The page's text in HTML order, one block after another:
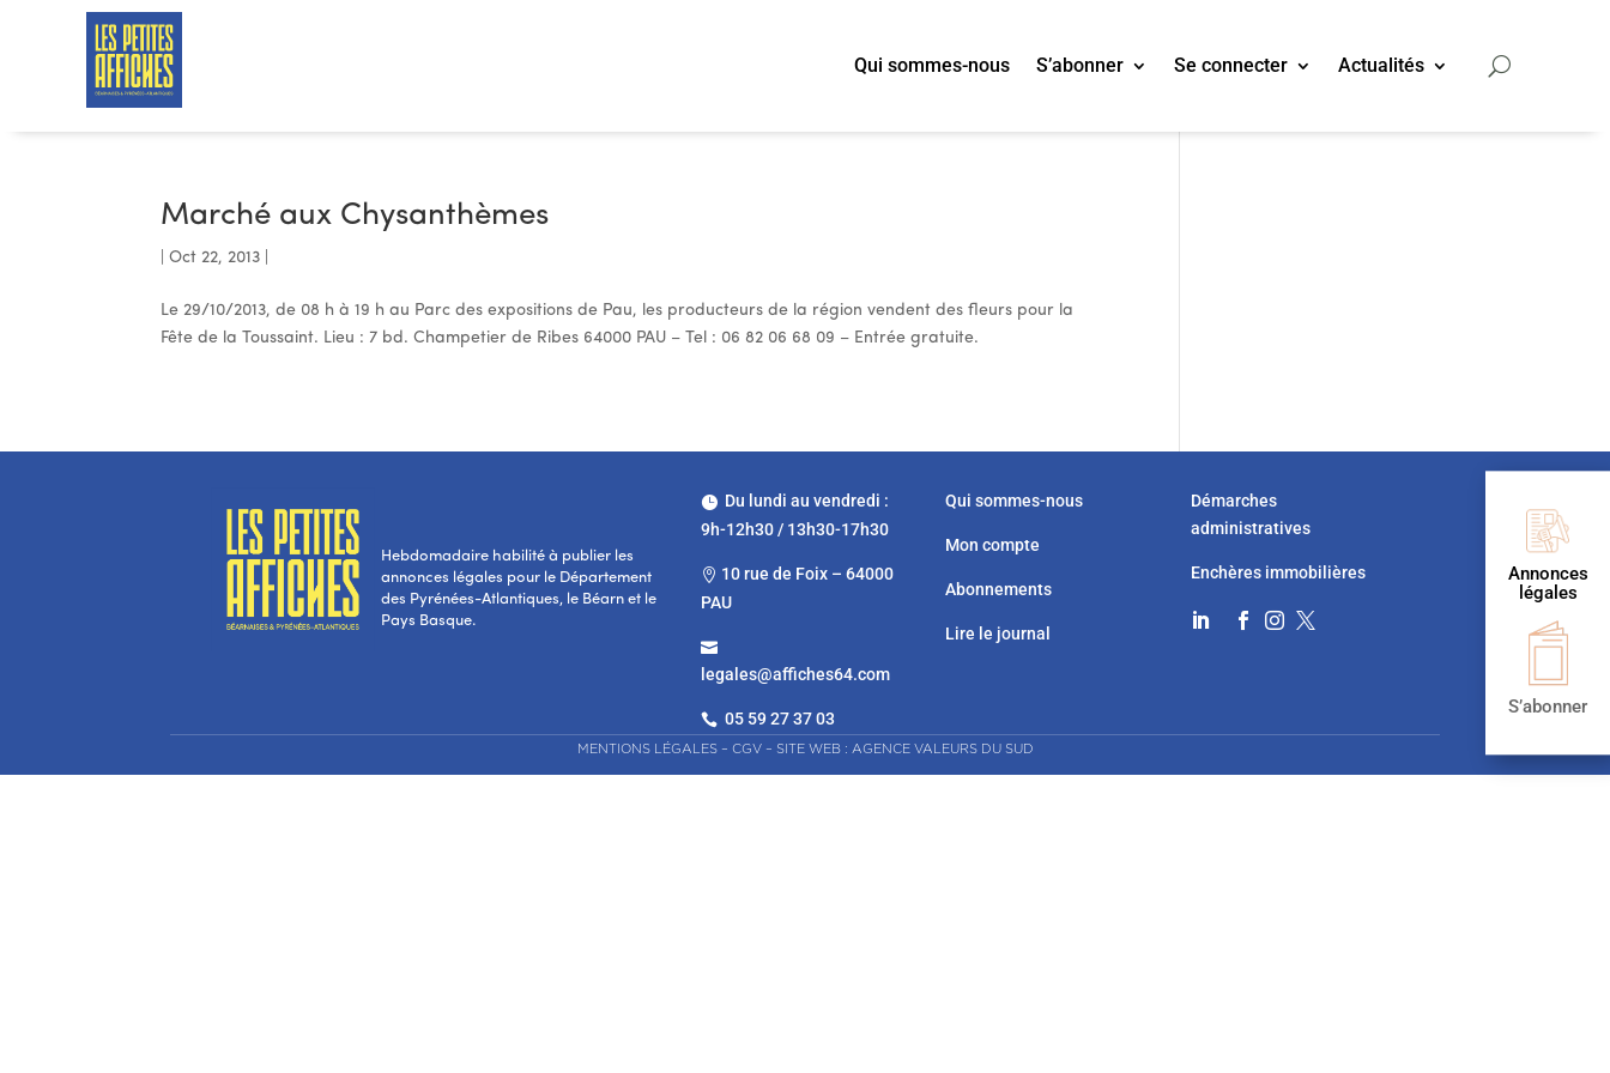
Qui sommes-nous S’abonner Se connecter Actualités
Annonces
légales
S’abonner
Marché aux Chysanthèmes
|Oct 22, 2013
Le 29/10/2013, de 08 h à 19 h au Parc des expositions de Pau, les producteurs de la région vendent des fleurs pour la
Fête de la Toussaint. Lieu : 7 bd. Champetier de Ribes 64000 PAU – Tel : 06 82 06 68 09 – Entrée gratuite.
Hebdomadaire habilité à publier les
annonces légales pour le Département
des Pyrénées-Atlantiques, le Béarn et le
Pays Basque.
Du lundi au vendredi :
9h-12h30 / 13h30-17h30
 10 rue de Foix – 64000
PAU

legales@affiches64.com
 05 59 27 37 03
Qui sommes-nous
Mon compte
Abonnements
Lire le journal
Démarches
administratives
Enchères immobilières
   
MENTIONS LÉGALES– CGV– SITE WEB : AGENCE VALEURS DU SUD